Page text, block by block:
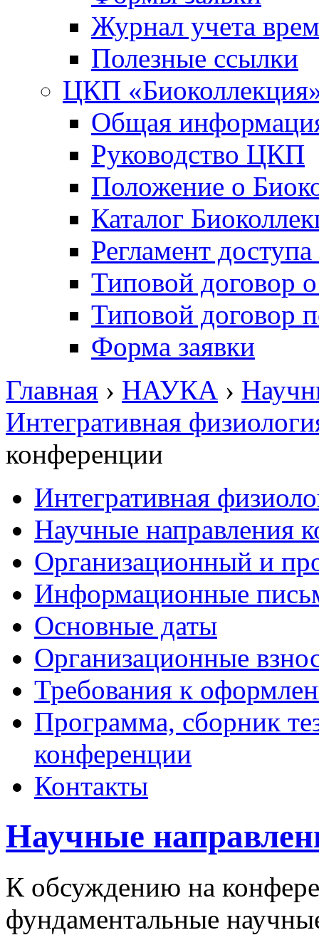
Журнал учета
Полезные ссылки
ЦКП
Общая
Руководство ЦКП
Положение о
Каталог
Регламент
Типовой договор
Типовой договор
Форма заявки
Главная › НАУКА ›
Интегративная
конференции
Интегративная
Научные направления
Организационный и
Информационные
Основные даты
Организационные
Требования к
Программа, сборник
конференции
Контакты
Научные
К обсуждению на
фундаментальные